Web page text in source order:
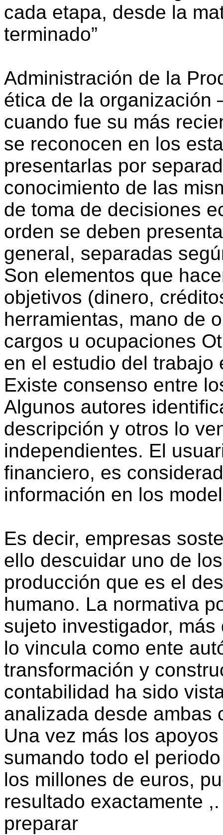
cada etapa, desde la
terminado”
Administración de la
ética de la organización
cuando fue su más
se reconocen en los
presentarlas por
conocimiento de las
de toma de decisiones
orden se deben
general, separadas
Son elementos que
objetivos (dinero,
herramientas, mano de
cargos u ocupaciones
en el estudio del trabajo
Existe consenso entre
Algunos autores
descripción y otros lo
independientes. El
financiero, es
información en los
Es decir, empresas
ello descuidar uno de
producción que es el
humano. La normativa
sujeto investigador,
lo vincula como ente
transformación y
contabilidad ha sido
analizada desde ambas
Una vez más los
sumando todo el
los millones de euros,
resultado exactamente
preparar